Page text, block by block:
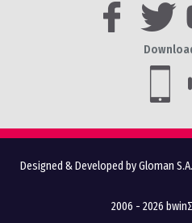
Designed & Developed by Gloman S.A.
2006 - 2026